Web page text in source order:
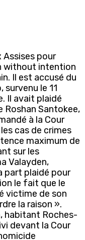
Assises pour
without intention
Il est accusé du
le 11
Il avait plaidé
Roshan Santokee,
à la Cour
cas de crimes
maximum de
sur les
Valayden,
part plaidé pour
le fait que le
victime de son
la raison ».
habitant Roches-
devant la Cour